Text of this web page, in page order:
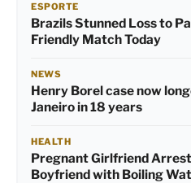
ESPORTE
Brazils Stunned Loss to
Friendly Match Today
NEWS
Henry Borel case now
Janeiro in 18 years
HEALTH
Pregnant Girlfriend
Boyfriend with Boiling